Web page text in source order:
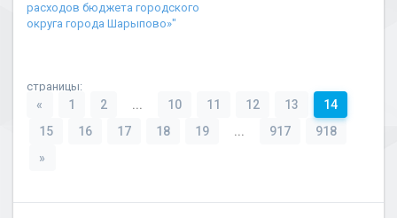
расходов бюджета городского
округа города Шарыпово»"
страницы:
« 1 2 ... 10 11 12 13
14
15
16 17 18 19 ... 917
918
»